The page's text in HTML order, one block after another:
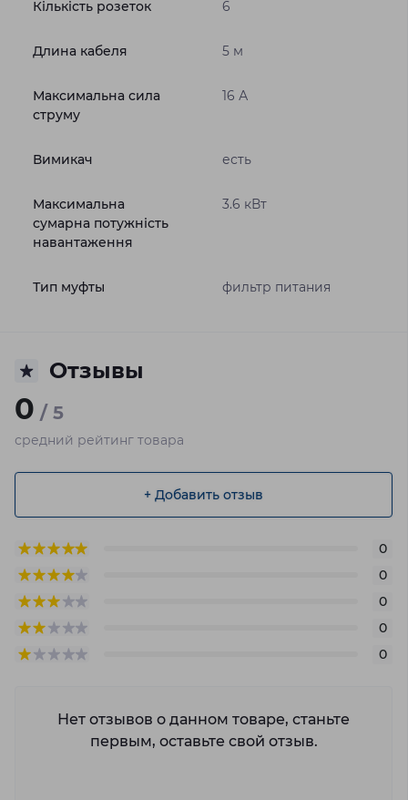
Кількість розеток 6
Длина кабеля 5 м
Максимальна сила
струму
16 А
Вимикач есть
Максимальна
сумарна потужність
навантаження
3.6 кВт
Тип муфты фильтр питания
Отзывы
0 / 5
средний рейтинг товара
+ Добавить отзыв
0
0
0
0
0
Нет отзывов о данном товаре, станьте
первым, оставьте свой отзыв.